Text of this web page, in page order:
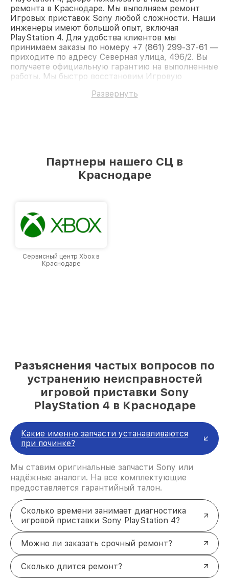
ремонта в Краснодаре. Мы выполняем ремонт
Игровых приставок Sony любой сложности. Наши
инженеры имеют большой опыт, включая
PlayStation 4. Для удобства клиентов мы
принимаем заказы по номеру +7 (861) 299-37-61 —
приходите по адресу Северная улица, 496/2. Вы
получаете официальную гарантию на выполненные
работы. Мы быстро восстановим Игровую
Развернуть
Партнеры нашего СЦ в
Краснодаре
Сервисный центр Xbox в
Краснодаре
Разъяснения частых вопросов по
устранению неисправностей
игровой приставки Sony
PlayStation 4 в Краснодаре
Какие именно запчасти устанавливаются
при починке?
Мы ставим оригинальные запчасти Sony или
надёжные аналоги. На все комплектующие
предоставляется гарантийный талон.
Сколько времени занимает диагностика
игровой приставки Sony PlayStation 4?
Можно ли заказать срочный ремонт?
Сколько длится ремонт?